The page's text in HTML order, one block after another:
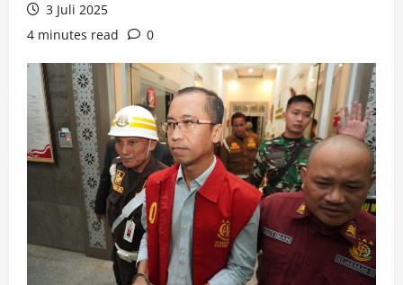
3 Juli 2025
4 minutes read
0